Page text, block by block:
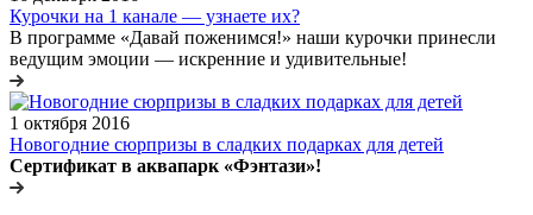
Курочки на 1 канале — узнаете их?
В программе «Давай поженимся!» наши курочки принесли
ведущим эмоции — искренние и удивительные!
1 октября 2016
Новогодние сюрпризы в сладких подарках для детей
Сертификат в аквапарк «Фэнтази»!